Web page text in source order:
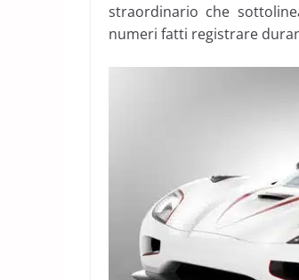
straordinario che
numeri fatti registrare